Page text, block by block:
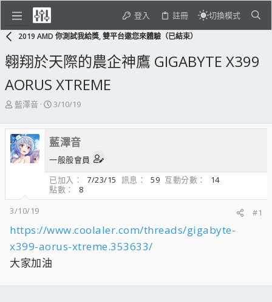
登入 註冊 切換模式
2019 AMD 你測試我給獎, 雙平台邀您來體驗（已結束）
翱翔於天際的農企神鷹 GIGABYTE X399
AORUS XTREME
主
發
起
人
藍澤音
開
日
期
3/10/19
藍澤音
一般般會員
已加入
7/23/15 訊息 59 互動分數
14
點數
8
3/10/19
#1
https://www.coolaler.com/threads/gigabyte-
x399-aorus-xtreme.353633/
大家加油